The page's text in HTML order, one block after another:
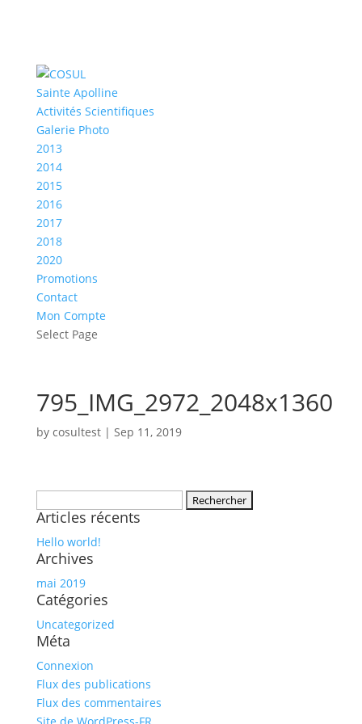
Sainte Apolline
Activités Scientifiques
Galerie Photo
2013
2014
2015
2016
2017
2018
2020
Promotions
Contact
Mon Compte
Select Page
795_IMG_2972_2048x1360
by cosultest| Sep 11, 2019
Articles récents
Hello world!
Archives
mai 2019
Catégories
Uncategorized
Méta
Connexion
Flux des publications
Flux des commentaires